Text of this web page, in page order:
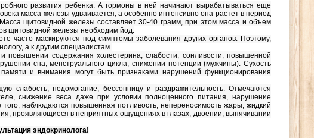
развития ребенка. А гормоны в ней начинают вырабатываться еще
масса железы удваивается, а особенно интенсивно она растет в период
щитовидной железы составляет 30-40 грамм, при этом масса и объем
щитовидной железы необходим йод.
маскируются под симптомы заболевания других органов. Поэтому,
а к другим специалистам.
повышении содержания холестерина, слабости, сонливости, повышенной
сна, менструального цикла, снижении потенции (мужчины). Сухость
и внимания могут быть признаками нарушений функционирования
слабость, недомогание, бессонницу и раздражительность. Отмечаются
снижение веса даже при условии полноценного питания, нарушение
наблюдаются повышенная потливость, непереносимость жары, жидкий
проявляющиеся в неприятных ощущениях в глазах, двоении, выпячивании
эндокринолога!